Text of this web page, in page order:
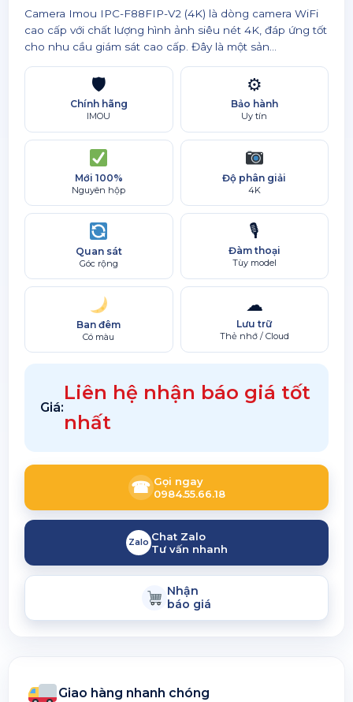
Camera Imou IPC-F88FIP-V2 (4K) là dòng camera WiFi
cao cấp với chất lượng hình ảnh siêu nét 4K, đáp ứng tốt
cho nhu cầu giám sát cao cấp. Đây là một sản...
🛡
Chính hãng
IMOU
⚙
Bảo hành
Uy tín
Mới 100%
Nguyên hộp
Độ phân giải
4K
Quan sát
Góc rộng
🎙
Đàm thoại
Tùy model
Ban đêm
Có màu
☁
Lưu trữ
Thẻ nhớ / Cloud
Giá:
Liên hệ nhận báo giá tốt
nhất
☎ Gọi ngay
0984.55.66.18
Zalo Chat Zalo
Tư vấn nhanh
Nhận
báo giá
Giao hàng nhanh chóng